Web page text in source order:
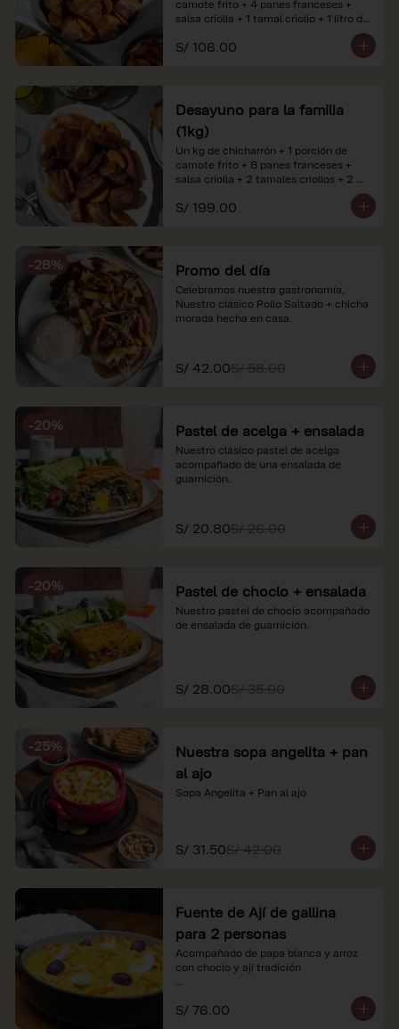
camote frito + 4 panes franceses +
salsa criolla + 1 tamal criollo + 1 litro de
*Nuestros precios están expresados en
referenciales.
S/ 106.00
Desayuno para la familia
(1kg)
Un kg de chicharrón + 1 porción de
camote frito + 8 panes franceses +
salsa criolla + 2 tamales criollos + 2
*Nuestros precios están expresados en
referenciales.
S/ 199.00
-28% Promo del día
Celebramos nuestra gastronomía,
Nuestro clásico Pollo Saltado + chicha
morada hecha en casa.
S/ 42.00S/ 58.00
-20% Pastel de acelga + ensalada
Nuestro clásico pastel de acelga
acompañado de una ensalada de
guarnición.
S/ 20.80S/ 26.00
-20% Pastel de choclo + ensalada
Nuestro pastel de choclo acompañado
de ensalada de guarnición.
S/ 28.00S/ 35.00
-25%
Nuestra sopa angelita + pan
al ajo
Sopa Angelita + Pan al ajo
S/ 31.50S/ 42.00
Fuente de Ají de gallina
para 2 personas
Acompañado de papa blanca y arroz
con choclo y ají tradición
*Nuestros precios están expresados en
soles e incluyen impuestos de ley y
S/ 76.00